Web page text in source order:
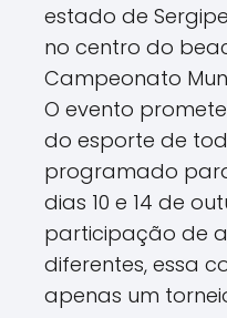
estado de
no centro do
Campeonato
O evento
do esporte de
programado
dias 10 e 14 de
participação de
diferentes, essa
apenas um